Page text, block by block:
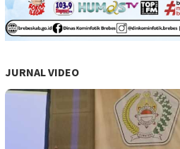
JURNAL VIDEO